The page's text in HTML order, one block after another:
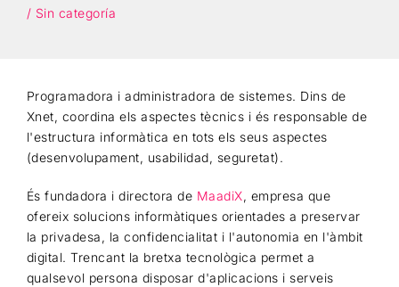
/ Sin categoría
Programadora i administradora de sistemes. Dins de
Xnet, coordina els aspectes tècnics i és responsable de
l'estructura informàtica en tots els seus aspectes
(desenvolupament, usabilidad, seguretat).
És fundadora i directora de MaadiX, empresa que
ofereix solucions informàtiques orientades a preservar
la privadesa, la confidencialitat i l'autonomia en l'àmbit
digital. Trencant la bretxa tecnològica permet a
qualsevol persona disposar d'aplicacions i serveis